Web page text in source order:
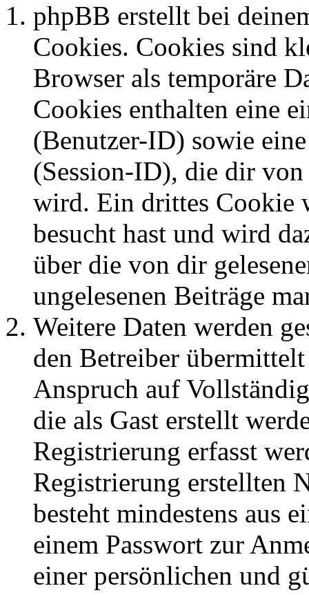
phpBB erstellt bei
Cookies. Cookies sind
Browser als temporäre
Cookies enthalten eine
(Benutzer-ID) sowie
(Session-ID), die dir
wird. Ein drittes Cookie
besucht hast und wird
über die von dir
ungelesenen Beiträge
Weitere Daten werden
den Betreiber
Anspruch auf
die als Gast erstellt
Registrierung erfasst
Registrierung erstellten
besteht mindestens aus
einem Passwort zur
einer persönlichen und